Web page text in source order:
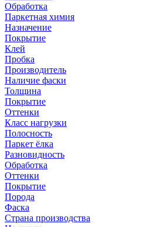
Обработка
Паркетная химия
Назначение
Покрытие
Клей
Пробка
Производитель
Наличие фаски
Толщина
Покрытие
Оттенки
Класс нагрузки
Полосность
Паркет ёлка
Разновидность
Обработка
Оттенки
Покрытие
Порода
Фаска
Страна производства